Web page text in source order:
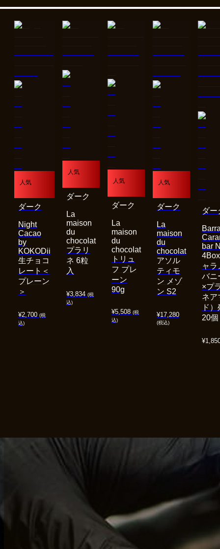
人気
¥2,700 (税
込)
Night
Cacao
by
KOKODii
生チョコ
レート＜
プレーン
＞
ダーク
人気
¥3,834 (税
込)
La
maison
du
chocolat
プラリ
ネ 6粒
入
ダーク
人気
¥5,508 (税
込)
La
maison
du
chocolat
トリュ
フ プレ
ーン
90g
ダーク
人気
¥17,280
(税込)
La
maison
du
chocolat
アソル
ティモ
ン メゾ
ン S2
ダーク
¥
bar
ャラ
バニ
×プ
ネア
ド
20個
ダー